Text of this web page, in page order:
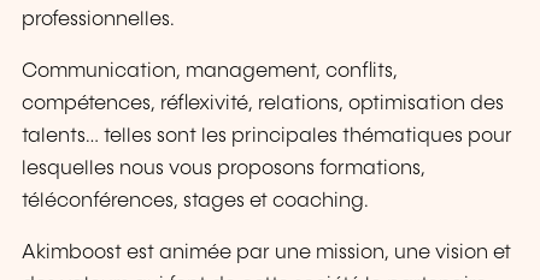
professionnelles.
Communication, management, conflits,
compétences, réflexivité, relations, optimisation des
talents… telles sont les principales thématiques pour
lesquelles nous vous proposons formations,
téléconférences, stages et coaching.
Akimboost est animée par une mission, une vision et